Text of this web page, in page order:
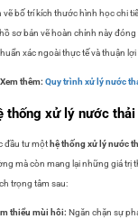
vẽ bố trí kích thước hình học chi
sơ bản vẽ hoàn chỉnh này
xác ngoài thực tế và thuận
thêm: Quy trình xử lý nước
thống xử lý nước
đầu tư một hệ thống xử lý nước
mà còn mang lại những giá trị
trọng tâm sau:
thiểu mùi hôi: Ngăn chặn sự